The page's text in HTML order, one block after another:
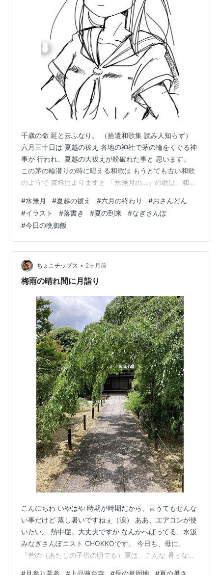
千歳の命 延と云ふなり。 （拾遺和歌集 読み人知らず）
六月三十日は 夏越の祓え 各地の神社で茅の輪をくぐる神
事が 行われ、夏越の大祓えが粉破れた事と 思います。
この茅の輪潜りの時に唱える和歌は もうとても古い和歌
のようで 資料によりますと 「水無月の…」の歌は、和歌
す。 『拾遺集』は『古今和歌集』・『後撰和歌集』 に次
ぐ３番目の勅撰和歌集です。 平安時代の一条天皇治世の
頃の成立と 考えられているので、今からおよそ千年前で
しょうか だそうです。 一条天皇と言うと、清少納言、紫
式部の頃の 帝ですから、 清少納言や、紫式部、和泉式
部、赤染衛門 …
#水無月 #夏越の祓え #六月の終わり #おさんどん
#イラスト #落書き #夏の到来 #なぎさんぽ
#今日の晩御飯
ちょこチップス • 2ヶ月前
梅雨の晴れ間に月詣り
こんにちわ いやはや 時期が時期だから、言うてもせんな
い事だけど 蒸し暑いですねぇ（涙） ああ、エアコンが使
いたい。 熱中症。大丈夫ですか なんかへばってる、水汲
みなぎさんぽニスト CHOKKOです。 今日も、母に、
『昔の（あたしの子供の頃でも）夏は、こんな 暑ぅなか